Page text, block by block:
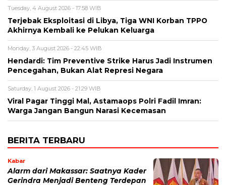
Tuesday, 4 August 2026 - 17:58 WIB
Terjebak Eksploitasi di Libya, Tiga WNI Korban TPPO
Akhirnya Kembali ke Pelukan Keluarga
Monday, 3 August 2026 - 22:45 WIB
Hendardi: Tim Preventive Strike Harus Jadi Instrumen
Pencegahan, Bukan Alat Represi Negara
Saturday, 1 August 2026 - 21:29 WIB
Viral Pagar Tinggi Mal, Astamaops Polri Fadil Imran:
Warga Jangan Bangun Narasi Kecemasan
BERITA TERBARU
Kabar
Alarm dari Makassar: Saatnya Kader
Gerindra Menjadi Benteng Terdepan